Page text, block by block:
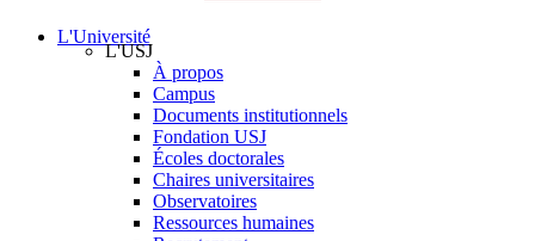
L'Université
L'USJ
À propos
Campus
Documents institutionnels
Fondation USJ
Écoles doctorales
Chaires universitaires
Observatoires
Ressources humaines